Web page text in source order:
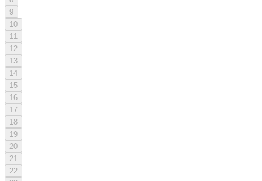
9
10
11
12
13
14
15
16
17
18
19
20
21
22